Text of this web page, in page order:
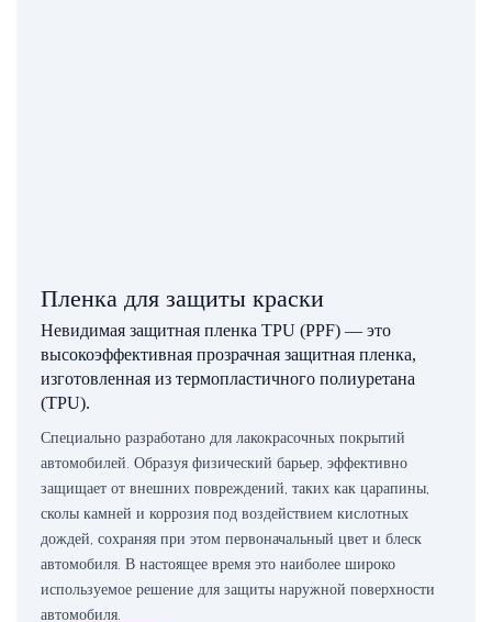
Пленка для защиты краски
Невидимая защитная пленка TPU (PPF) — это
высокоэффективная прозрачная защитная пленка,
изготовленная из термопластичного полиуретана
(TPU).
Специально разработано для лакокрасочных покрытий
автомобилей. Образуя физический барьер, эффективно
защищает от внешних повреждений, таких как царапины,
сколы камней и коррозия под воздействием кислотных
дождей, сохраняя при этом первоначальный цвет и блеск
автомобиля. В настоящее время это наиболее широко
используемое решение для защиты наружной поверхности
автомобиля.